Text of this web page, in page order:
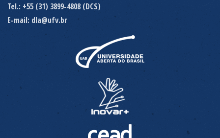
Tel.: +55 (31) 3899-4808 (DCS)
E-mail: dla@ufv.br